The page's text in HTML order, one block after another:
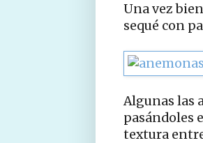
Una vez
sequé con
Algunas las
pasándoles
textura